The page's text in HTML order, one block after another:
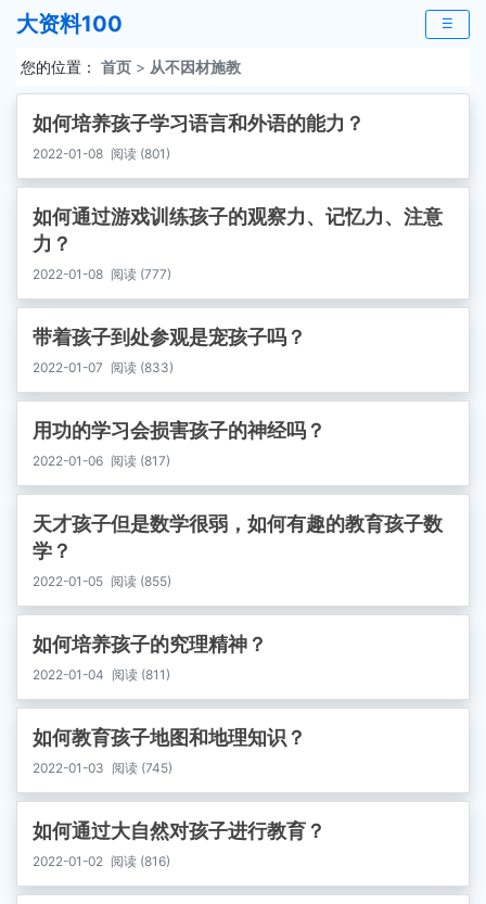
大资料100 ☰
您的位置： 首页 > 从不因材施教
如何培养孩子学习语言和外语的能力？
2022-01-08 阅读 (801)
如何通过游戏训练孩子的观察力、记忆力、注意
力？
2022-01-08 阅读 (777)
带着孩子到处参观是宠孩子吗？
2022-01-07 阅读 (833)
用功的学习会损害孩子的神经吗？
2022-01-06 阅读 (817)
天才孩子但是数学很弱，如何有趣的教育孩子数
学？
2022-01-05 阅读 (855)
如何培养孩子的究理精神？
2022-01-04 阅读 (811)
如何教育孩子地图和地理知识？
2022-01-03 阅读 (745)
如何通过大自然对孩子进行教育？
2022-01-02 阅读 (816)